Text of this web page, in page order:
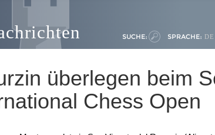
SUCHE: SPRACHE: DE
überlegen beim
Chess Open